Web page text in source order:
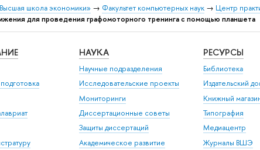
школа экономики» → Факультет компьютерных наук → Центр
для проведения графомоторного тренинга с помощью планшета
НАУКА
Научные подразделения
Исследовательские проекты
Мониторинги
Диссертационные советы
Защиты диссертаций
Академическое развитие
РЕСУРСЫ
Библиотека
Издательский
Книжный
Типография
Медиацентр
Журналы ВШЭ